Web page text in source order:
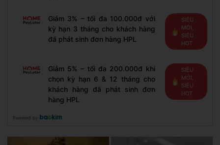
Giảm 3% – tối đa 100.000đ với
kỳ hạn 3 tháng cho khách hàng
đã phát sinh đơn hàng HPL
SIÊU
MỚI,
SIÊU
HOT
Giảm 5% – tối đa 200.000đ khi
chọn kỳ hạn 6 & 12 tháng cho
khách hàng đã phát sinh đơn
hàng HPL
SIÊU
MỚI,
SIÊU
HOT
Powered by